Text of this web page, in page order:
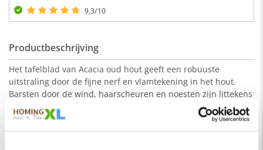
9,3/10
Productbeschrijving
Het tafelblad van Acacia oud hout geeft een robuuste
uitstraling door de fijne nerf en vlamtekening in het hout.
Barsten door de wind, haarscheuren en noesten zijn littekens
die het leven van de boom weergeven. Het boomstammotief
geeft een speels uiterlijk. Acaciahout is een duurzame